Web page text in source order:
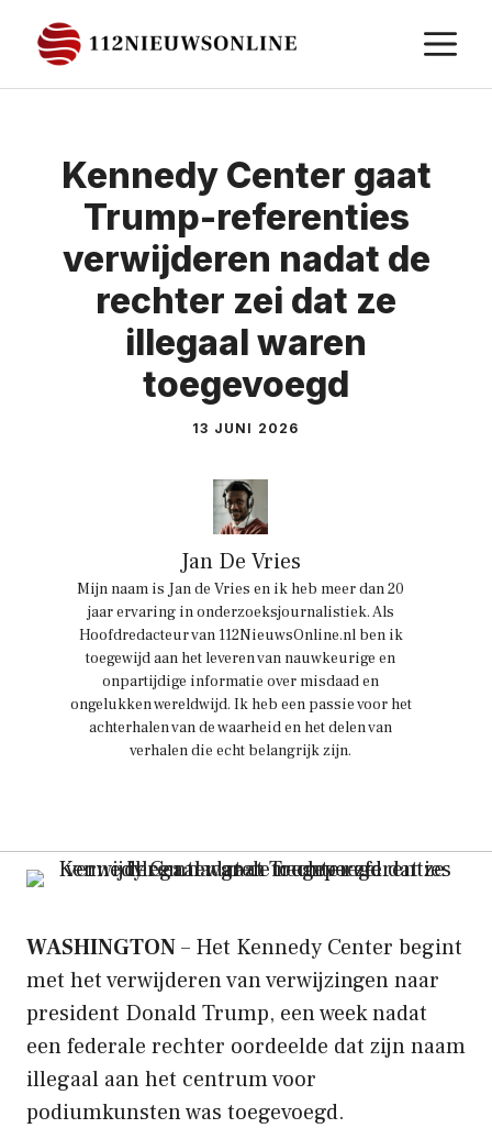
naar
de
Kennedy Center gaat
Trump-referenties
verwijderen nadat de
rechter zei dat ze
illegaal waren
toegevoegd
13 JUNI 2026
Jan De Vries
Mijn naam is Jan de Vries en ik heb meer dan 20
jaar ervaring in onderzoeksjournalistiek. Als
Hoofdredacteur van 112NieuwsOnline.nl ben ik
toegewijd aan het leveren van nauwkeurige en
onpartijdige informatie over misdaad en
ongelukken wereldwijd. Ik heb een passie voor het
achterhalen van de waarheid en het delen van
verhalen die echt belangrijk zijn.
WASHINGTON– Het Kennedy Center begint
met het verwijderen van verwijzingen naar
president Donald Trump, een week nadat
een federale rechter oordeelde dat zijn naam
illegaal aan het centrum voor
podiumkunsten was toegevoegd.